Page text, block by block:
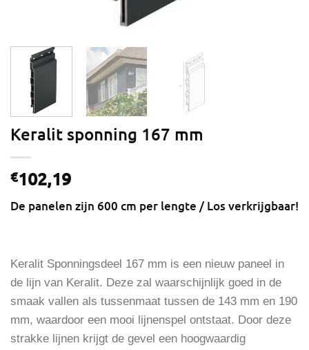
Keralit sponning 167 mm
€102,19
De panelen zijn 600 cm per lengte / Los verkrijgbaar!
Keralit Sponningsdeel 167 mm is een nieuw paneel in
de lijn van Keralit. Deze zal waarschijnlijk goed in de
smaak vallen als tussenmaat tussen de 143 mm en 190
mm, waardoor een mooi lijnenspel ontstaat. Door deze
strakke lijnen krijgt de gevel een hoogwaardig